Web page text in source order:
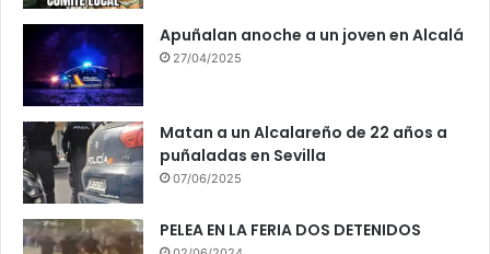
Apuñalan anoche a un joven en Alcalá
27/04/2025
Matan a un Alcalareño de 22 años a
puñaladas en Sevilla
07/06/2025
PELEA EN LA FERIA DOS DETENIDOS